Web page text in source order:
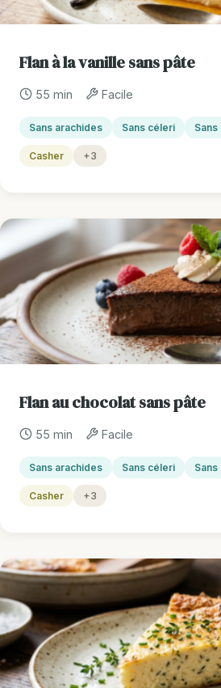
Flan à la vanille sans pâte
55 min Facile
Sans arachides Sans céleri
Casher +3
Flan au chocolat sans pâte
55 min Facile
Sans arachides Sans céleri
Casher +3